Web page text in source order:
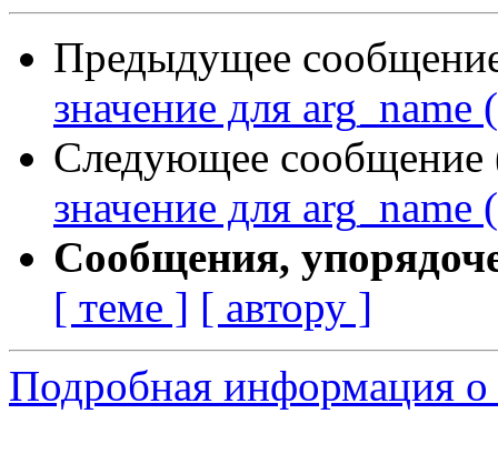
Предыдущее
значение для arg_name
Следующее сообщение
значение для arg_name
Сообщения,
[ теме ] [ автору ]
Подробная информация